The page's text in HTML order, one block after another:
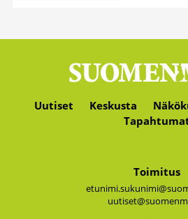
Uutiset Keskusta
Toimitus